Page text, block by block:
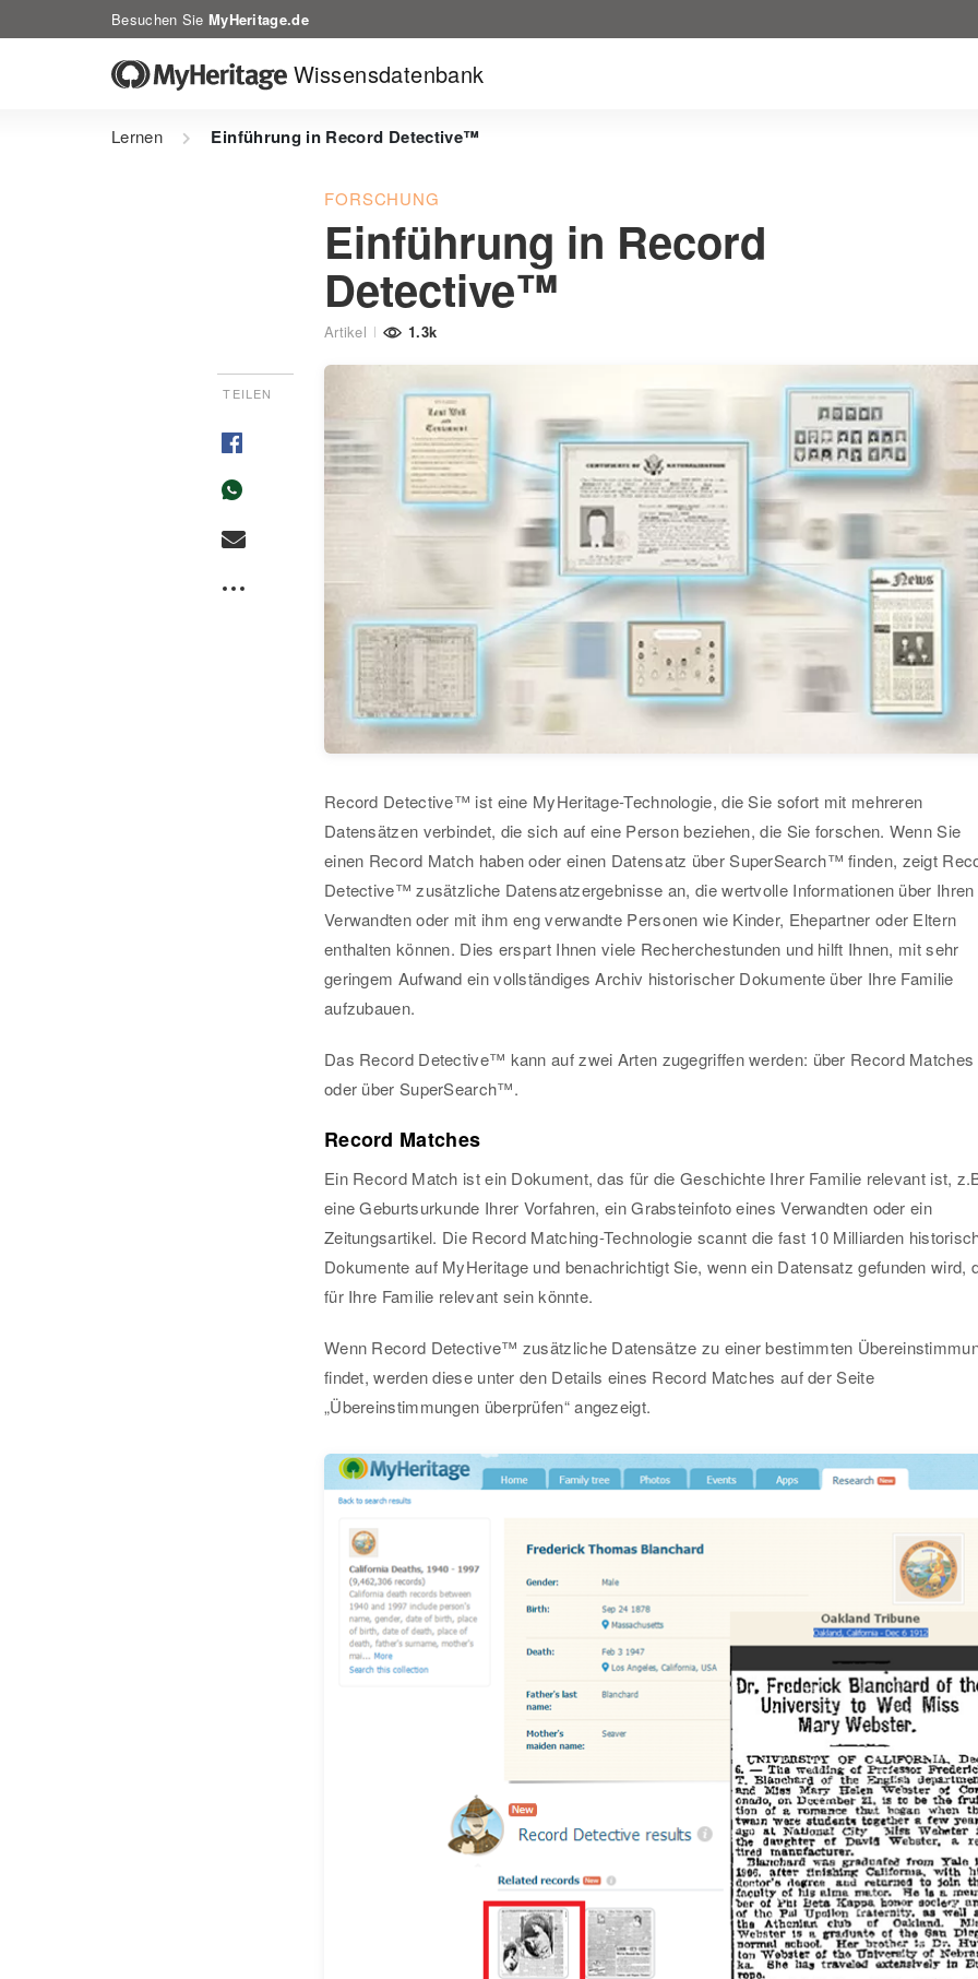
Besuchen Sie MyHeritage.de
Wissensdatenbank
Lernen Einführung in Record Detective™
TEILEN
FORSCHUNG
Einführung in Record
Detective™
Artikel 1.3k
Record Detective™ ist eine MyHeritage-Technologie, die Sie sofort mit mehreren
Datensätzen verbindet, die sich auf eine Person beziehen, die Sie forschen. Wenn Sie
einen Record Match haben oder einen Datensatz über SuperSearch™ finden, zeigt
Detective™ zusätzliche Datensatzergebnisse an, die wertvolle Informationen über Ihren
Verwandten oder mit ihm eng verwandte Personen wie Kinder, Ehepartner oder Eltern
enthalten können. Dies erspart Ihnen viele Recherchestunden und hilft Ihnen, mit sehr
geringem Aufwand ein vollständiges Archiv historischer Dokumente über Ihre Familie
aufzubauen.
Das Record Detective™ kann auf zwei Arten zugegriffen werden: über Record Matches
oder über SuperSearch™.
Record Matches
Ein Record Match ist ein Dokument, das für die Geschichte Ihrer Familie relevant ist,
eine Geburtsurkunde Ihrer Vorfahren, ein Grabsteinfoto eines Verwandten oder ein
Zeitungsartikel. Die Record Matching-Technologie scannt die fast 10 Milliarden
Dokumente auf MyHeritage und benachrichtigt Sie, wenn ein Datensatz gefunden wird,
für Ihre Familie relevant sein könnte.
Wenn Record Detective™ zusätzliche Datensätze zu einer bestimmten
findet, werden diese unter den Details eines Record Matches auf der Seite
„Übereinstimmungen überprüfen“ angezeigt.